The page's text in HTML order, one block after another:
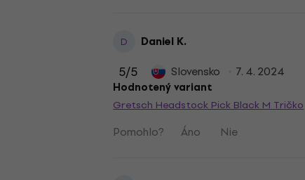
D Daniel K.
5/5 Slovensko 7. 4. 2024
Hodnotený variant
Gretsch Headstock Pick Black M Tričko
Pomohlo? Áno Nie